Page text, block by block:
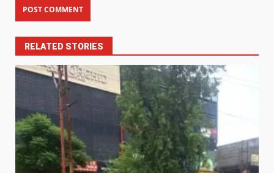
RELATED STORIES